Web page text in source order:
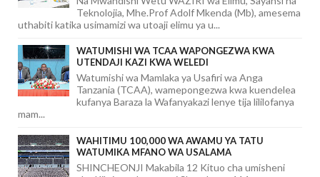
Teknolojia, Mhe.Prof Adolf Mkenda (Mb), amesema
uthabiti katika usimamizi wa utoaji elimu ya u...
WATUMISHI WA TCAA WAPONGEZWA KWA
UTENDAJI KAZI KWA WELEDI
Watumishi wa Mamlaka ya Usafiri wa Anga
Tanzania (TCAA), wamepongezwa kwa kuendelea
kufanya Baraza la Wafanyakazi lenye tija lililofanya
mam...
WAHITIMU 100,000 WA AWAMU YA TATU
WATUMIKA MFANO WA USALAMA
SHINCHEONJI Makabila 12 Kituo cha umisheni